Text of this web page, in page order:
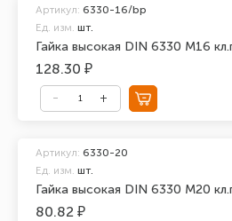
Гайка высокая DIN 6330 М16
Артикул: 6330-16/bp
Ед. изм. шт.
128.30 ₽
Гайка высокая DIN 6330 М20
Артикул: 6330-20
Ед. изм. шт.
80.82 ₽